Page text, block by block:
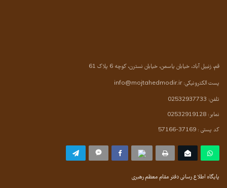
قم، زنبیل آباد، خیابان یاسمن، خیابان نسترن، کوچه 6 پلاک 61
پست الکترونیکی:info@mojtahedmodir.ir
تلفن: 02532937733
نمابر: 02532919128
کد پستی : 37169-57166
پایگاه اطلاع رسانی دفتر مقام معظم رهبری